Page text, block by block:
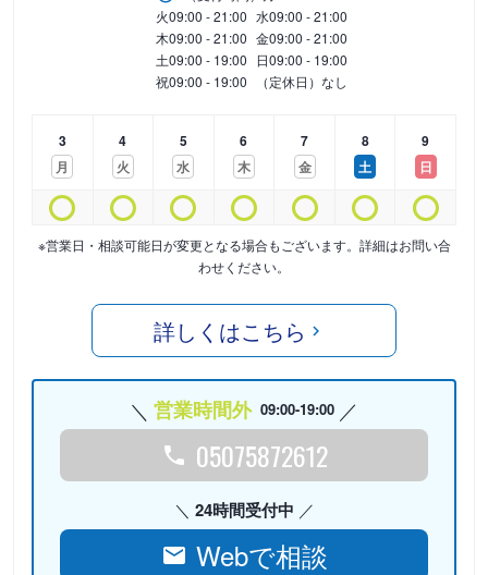
火09:00 - 21:00 水09:00 - 21:00
木09:00 - 21:00 金09:00 - 21:00
土09:00 - 19:00 日09:00 - 19:00
祝09:00 - 19:00 （定休日）なし
3
月
4
火
5
水
6
木
7
金
8
土
9
日
※営業日・相談可能日が変更となる場合もございます。詳細はお問い合
わせください。
詳しくはこちら
営業時間外 09:00-19:00
05075872612
24時間受付中
Webで相談